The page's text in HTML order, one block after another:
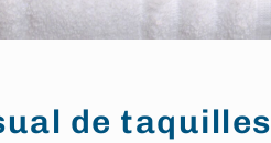
de taquilles